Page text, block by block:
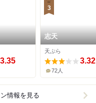
3.35
3
志天
天ぷら
3.32
72人
情報を見る